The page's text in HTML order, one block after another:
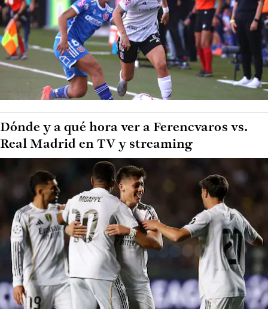
Dónde y a qué hora ver a Ferencvaros vs.
Real Madrid en TV y streaming